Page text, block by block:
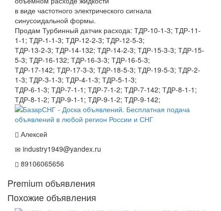
в виде частотного электрического сигнала
синусоидальной формы.
Продам Турбинный датчик расхода: ТДР-10-1-3; ТДР-11-
1-1; ТДР-1-1-3; ТДР-12-2-3; ТДР-12-5-3;
ТДР-13-2-3; ТДР-14-132; ТДР-14-2-3; ТДР-15-3-3; ТДР-15-
5-3; ТДР-16-132; ТДР-16-3-3; ТДР-16-5-3;
ТДР-17-142; ТДР-17-3-3; ТДР-18-5-3; ТДР-19-5-3; ТДР-2-
1-3; ТДР-3-1-3; ТДР-4-1-3; ТДР-5-1-3;
ТДР-6-1-3; ТДР-7-1-1; ТДР-7-1-2; ТДР-7-142; ТДР-8-1-1;
ТДР-8-1-2; ТДР-9-1-1; ТДР-9-1-2; ТДР-9-142;
Алексей
industry1949@yandex.ru
89106065656
Premium объявления
Похожие объявления